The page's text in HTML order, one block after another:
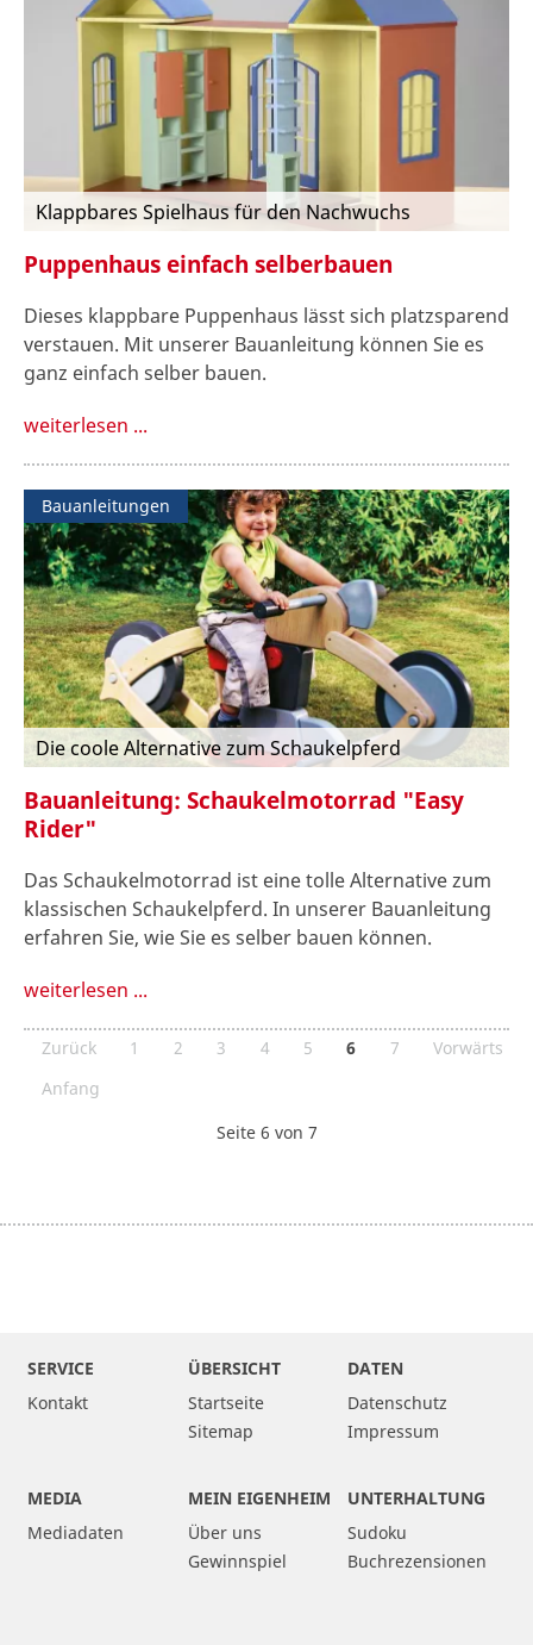
Klappbares Spielhaus für den Nachwuchs
Puppenhaus einfach selberbauen
Dieses klappbare Puppenhaus lässt sich platzsparend
verstauen. Mit unserer Bauanleitung können Sie es
ganz einfach selber bauen.
weiterlesen ...
Bauanleitungen
Die coole Alternative zum Schaukelpferd
Bauanleitung: Schaukelmotorrad "Easy
Rider"
Das Schaukelmotorrad ist eine tolle Alternative zum
klassischen Schaukelpferd. In unserer Bauanleitung
erfahren Sie, wie Sie es selber bauen können.
weiterlesen ...
Seite 6 von 7
Anfang
Zurück 1 2 3 4 5 6 7 Vorwärts
SERVICE
Kontakt
ÜBERSICHT
Startseite
Sitemap
DATEN
Datenschutz
Impressum
MEDIA
Mediadaten
MEIN EIGENHEIM
Über uns
Gewinnspiel
UNTERHALTUNG
Sudoku
Buchrezensionen